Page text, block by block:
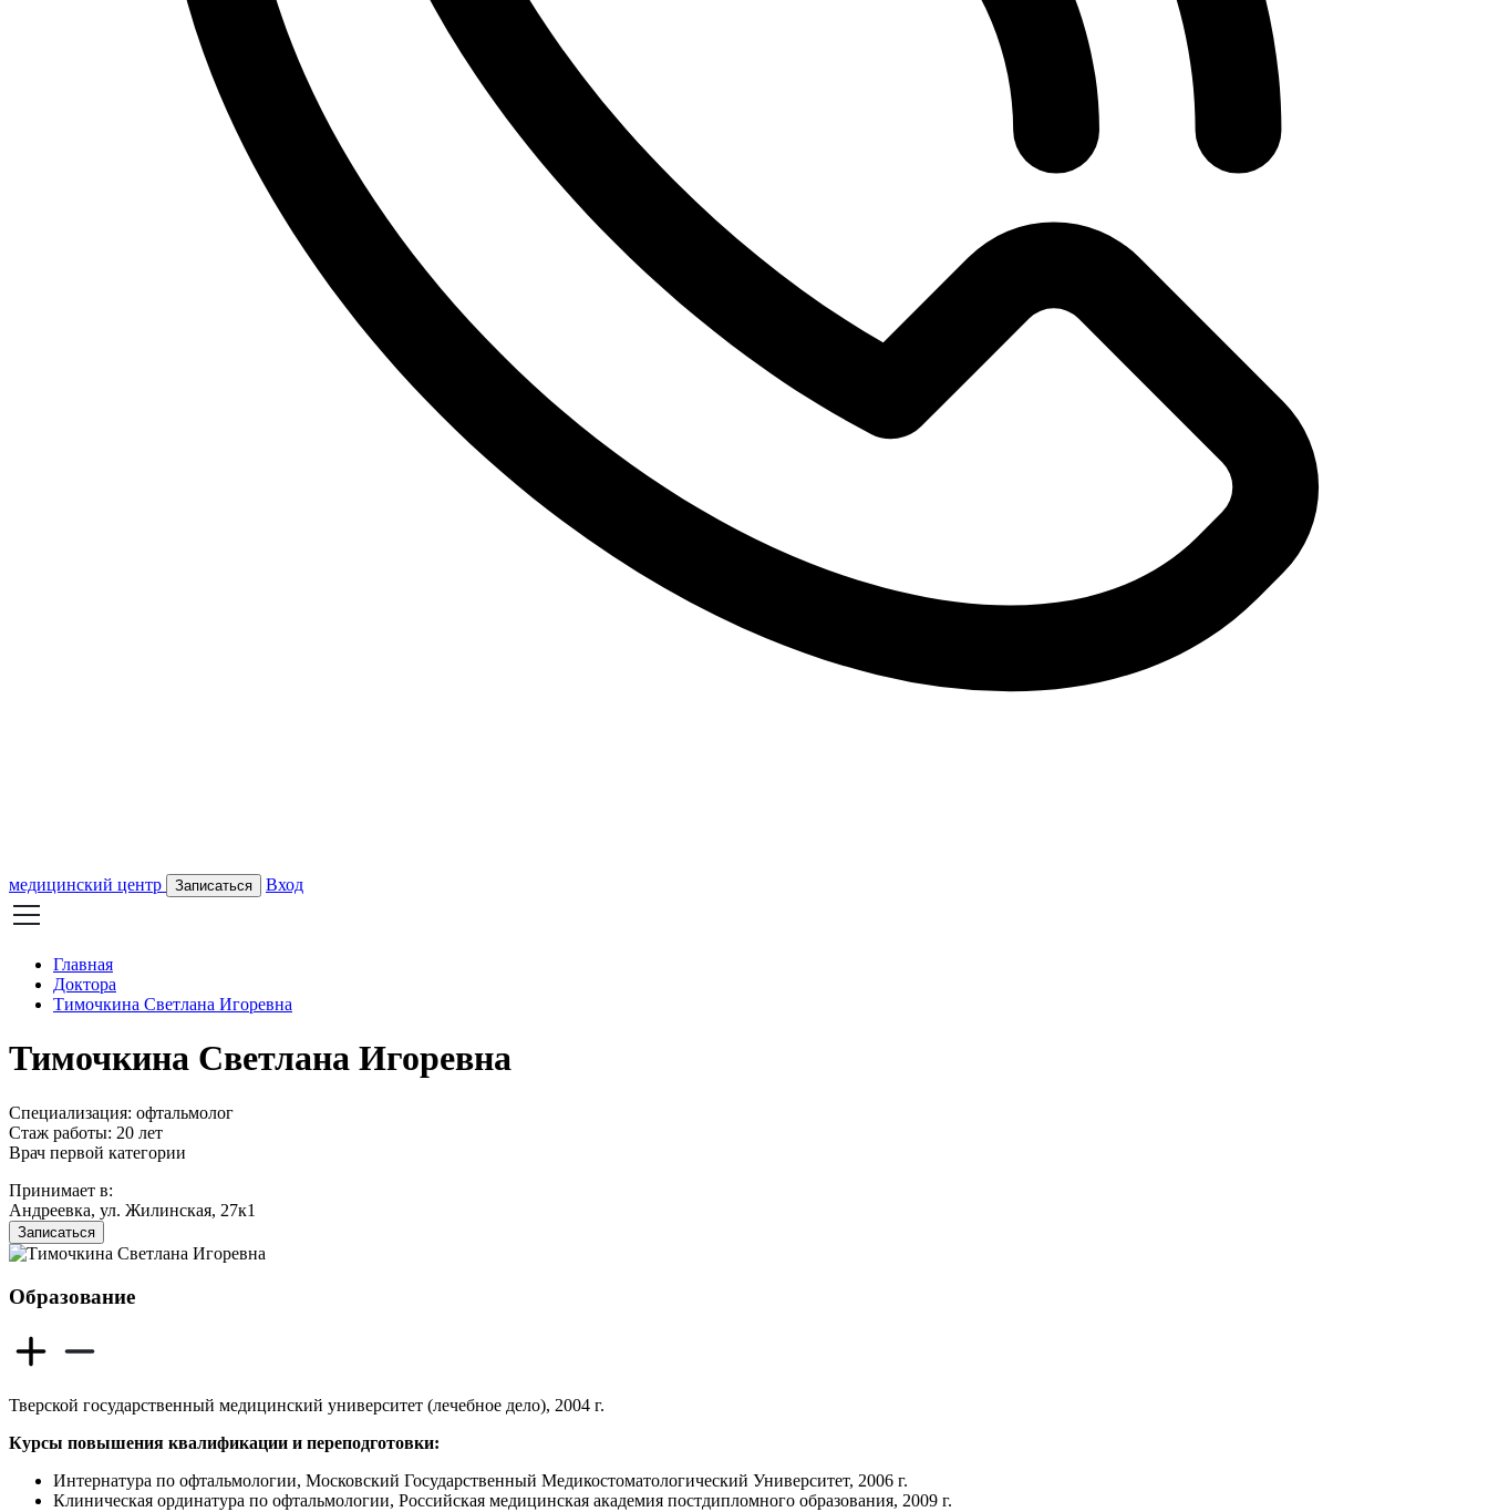
медицинский центр Записаться Вход
Главная
Доктора
Тимочкина Светлана Игоревна
Тимочкина Светлана Игоревна
Специализация: офтальмолог
Стаж работы: 20 лет
Врач первой категории
Принимает в:
Андреевка, ул. Жилинская, 27к1
Записаться
Образование
Тверской государственный медицинский университет (лечебное дело), 2004 г.
Курсы повышения квалификации и переподготовки:
Интернатура по офтальмологии, Московский Государственный Медикостоматологический Университет, 2006 г.
Клиническая ординатура по офтальмологии, Российская медицинская академия постдипломного образования, 2009 г.